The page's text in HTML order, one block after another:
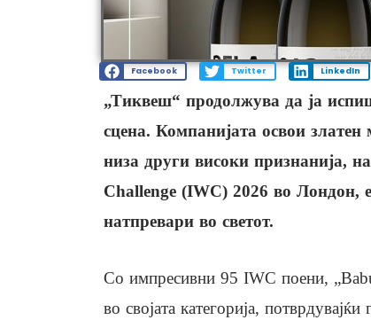
Facebook Twitter LinkedIn
„Тиквеш“ продолжува да ја
сцена. Компанијата освои
низа други високи признанија,
Challenge (IWC) 2026 во Лондон,
натпревари во светот.
Со импресивни 95 IWC поени,
во својата категорија,